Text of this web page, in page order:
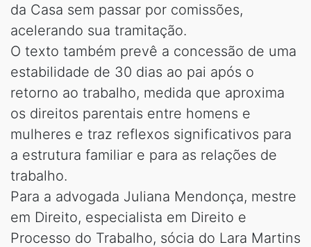
da Casa sem passar por comissões,
acelerando sua tramitação.
O texto também prevê a concessão de uma
estabilidade de 30 dias ao pai após o
retorno ao trabalho, medida que aproxima
os direitos parentais entre homens e
mulheres e traz reflexos significativos para
a estrutura familiar e para as relações de
trabalho.
Para a advogada Juliana Mendonça, mestre
em Direito, especialista em Direito e
Processo do Trabalho, sócia do Lara Martins